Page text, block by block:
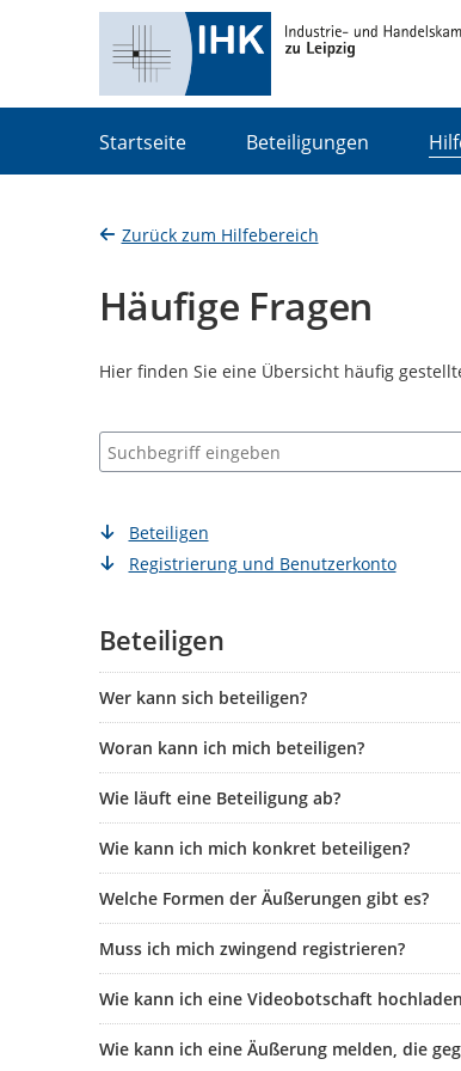
Startseite Beteiligungen
Zurück zum Hilfebereich
Häufige Fragen
Hier finden Sie eine Übersicht häufig
Suchbegriff eingeben
Beteiligen
Registrierung und Benutzerkonto
Beteiligen
Wer kann sich beteiligen?
Woran kann ich mich beteiligen?
Wie läuft eine Beteiligung ab?
Wie kann ich mich konkret beteiligen?
Welche Formen der Äußerungen gibt es?
Muss ich mich zwingend registrieren?
Wie kann ich eine Videobotschaft
Wie kann ich eine Äußerung melden, die